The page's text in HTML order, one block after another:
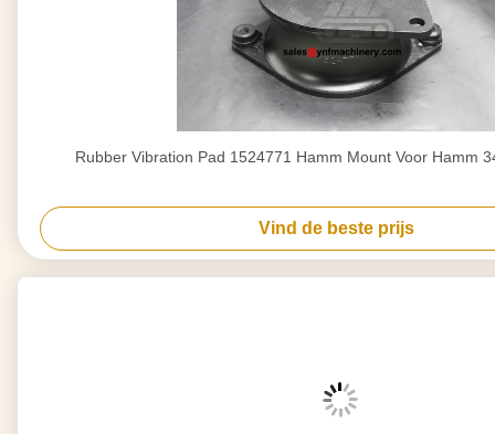
Rubber Vibration Pad 1524771 Hamm Mount Voor Hamm
Vind de beste prijs